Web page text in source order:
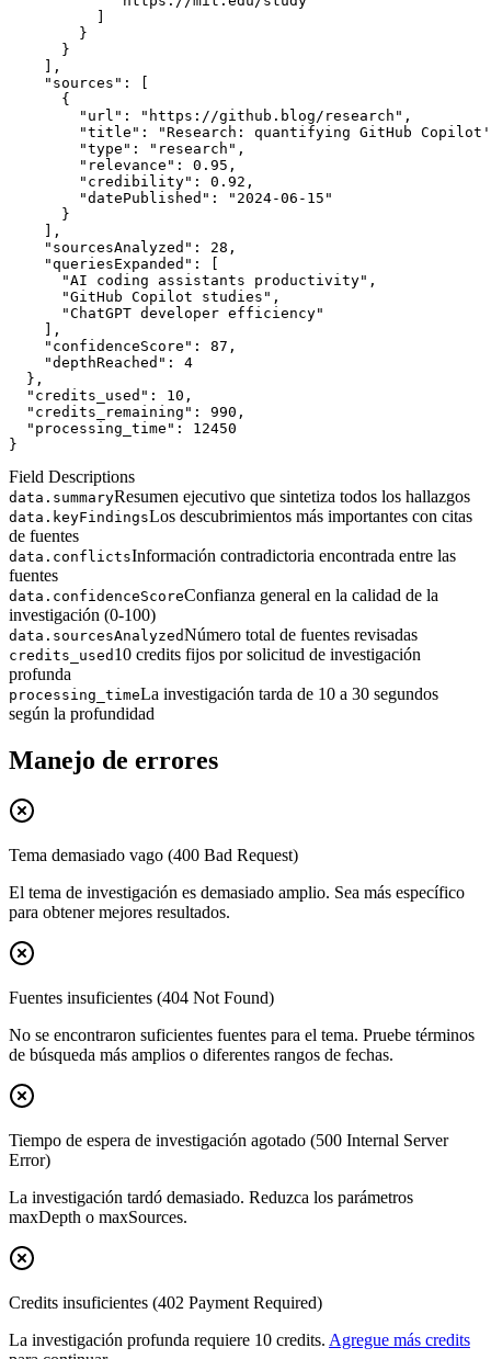
        }
      }
    ],
"sources" : [
      {
"url" : "https://github.blog/research" ,
"title" :
"Research: quantifying GitHub
"type" : "research" ,
"relevance" : 0.95 ,
"credibility" : 0.92 ,
"datePublished" :
"2024-06-15"
      }
    ],
"sourcesAnalyzed" : 28 ,
"queriesExpanded" : [
      "AI coding assistants productivity",
      "GitHub Copilot studies",
      "ChatGPT developer efficiency"
    ],
"confidenceScore" : 87 ,
"depthReached" : 4
  },
"credits_used" : 10 ,
"credits_remaining" : 990 ,
"processing_time" : 12450
}
Field Descriptions
data.summaryResumen ejecutivo que sintetiza todos los hallazgos
data.keyFindingsLos descubrimientos más importantes con citas
de fuentes
data.conflictsInformación contradictoria encontrada entre las
fuentes
data.confidenceScoreConfianza general en la calidad de la
investigación (0-100)
data.sourcesAnalyzedNúmero total de fuentes revisadas
credits_used 10 credits fijos por solicitud de investigación
profunda
processing_timeLa investigación tarda de 10 a 30 segundos
según la profundidad
Manejo de errores
Tema demasiado vago (400 Bad Request)
El tema de investigación es demasiado amplio. Sea más específico
para obtener mejores resultados.
Fuentes insuficientes (404 Not Found)
No se encontraron suficientes fuentes para el tema. Pruebe términos
de búsqueda más amplios o diferentes rangos de fechas.
Tiempo de espera de investigación agotado (500 Internal Server
Error)
La investigación tardó demasiado. Reduzca los parámetros
maxDepth o maxSources.
Credits insuficientes (402 Payment Required)
La investigación profunda requiere 10 credits. Agregue más credits